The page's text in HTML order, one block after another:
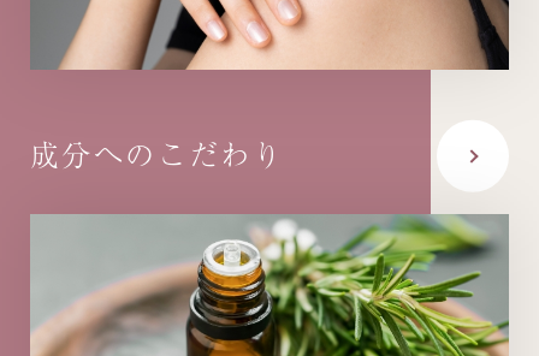
成分への こだわり